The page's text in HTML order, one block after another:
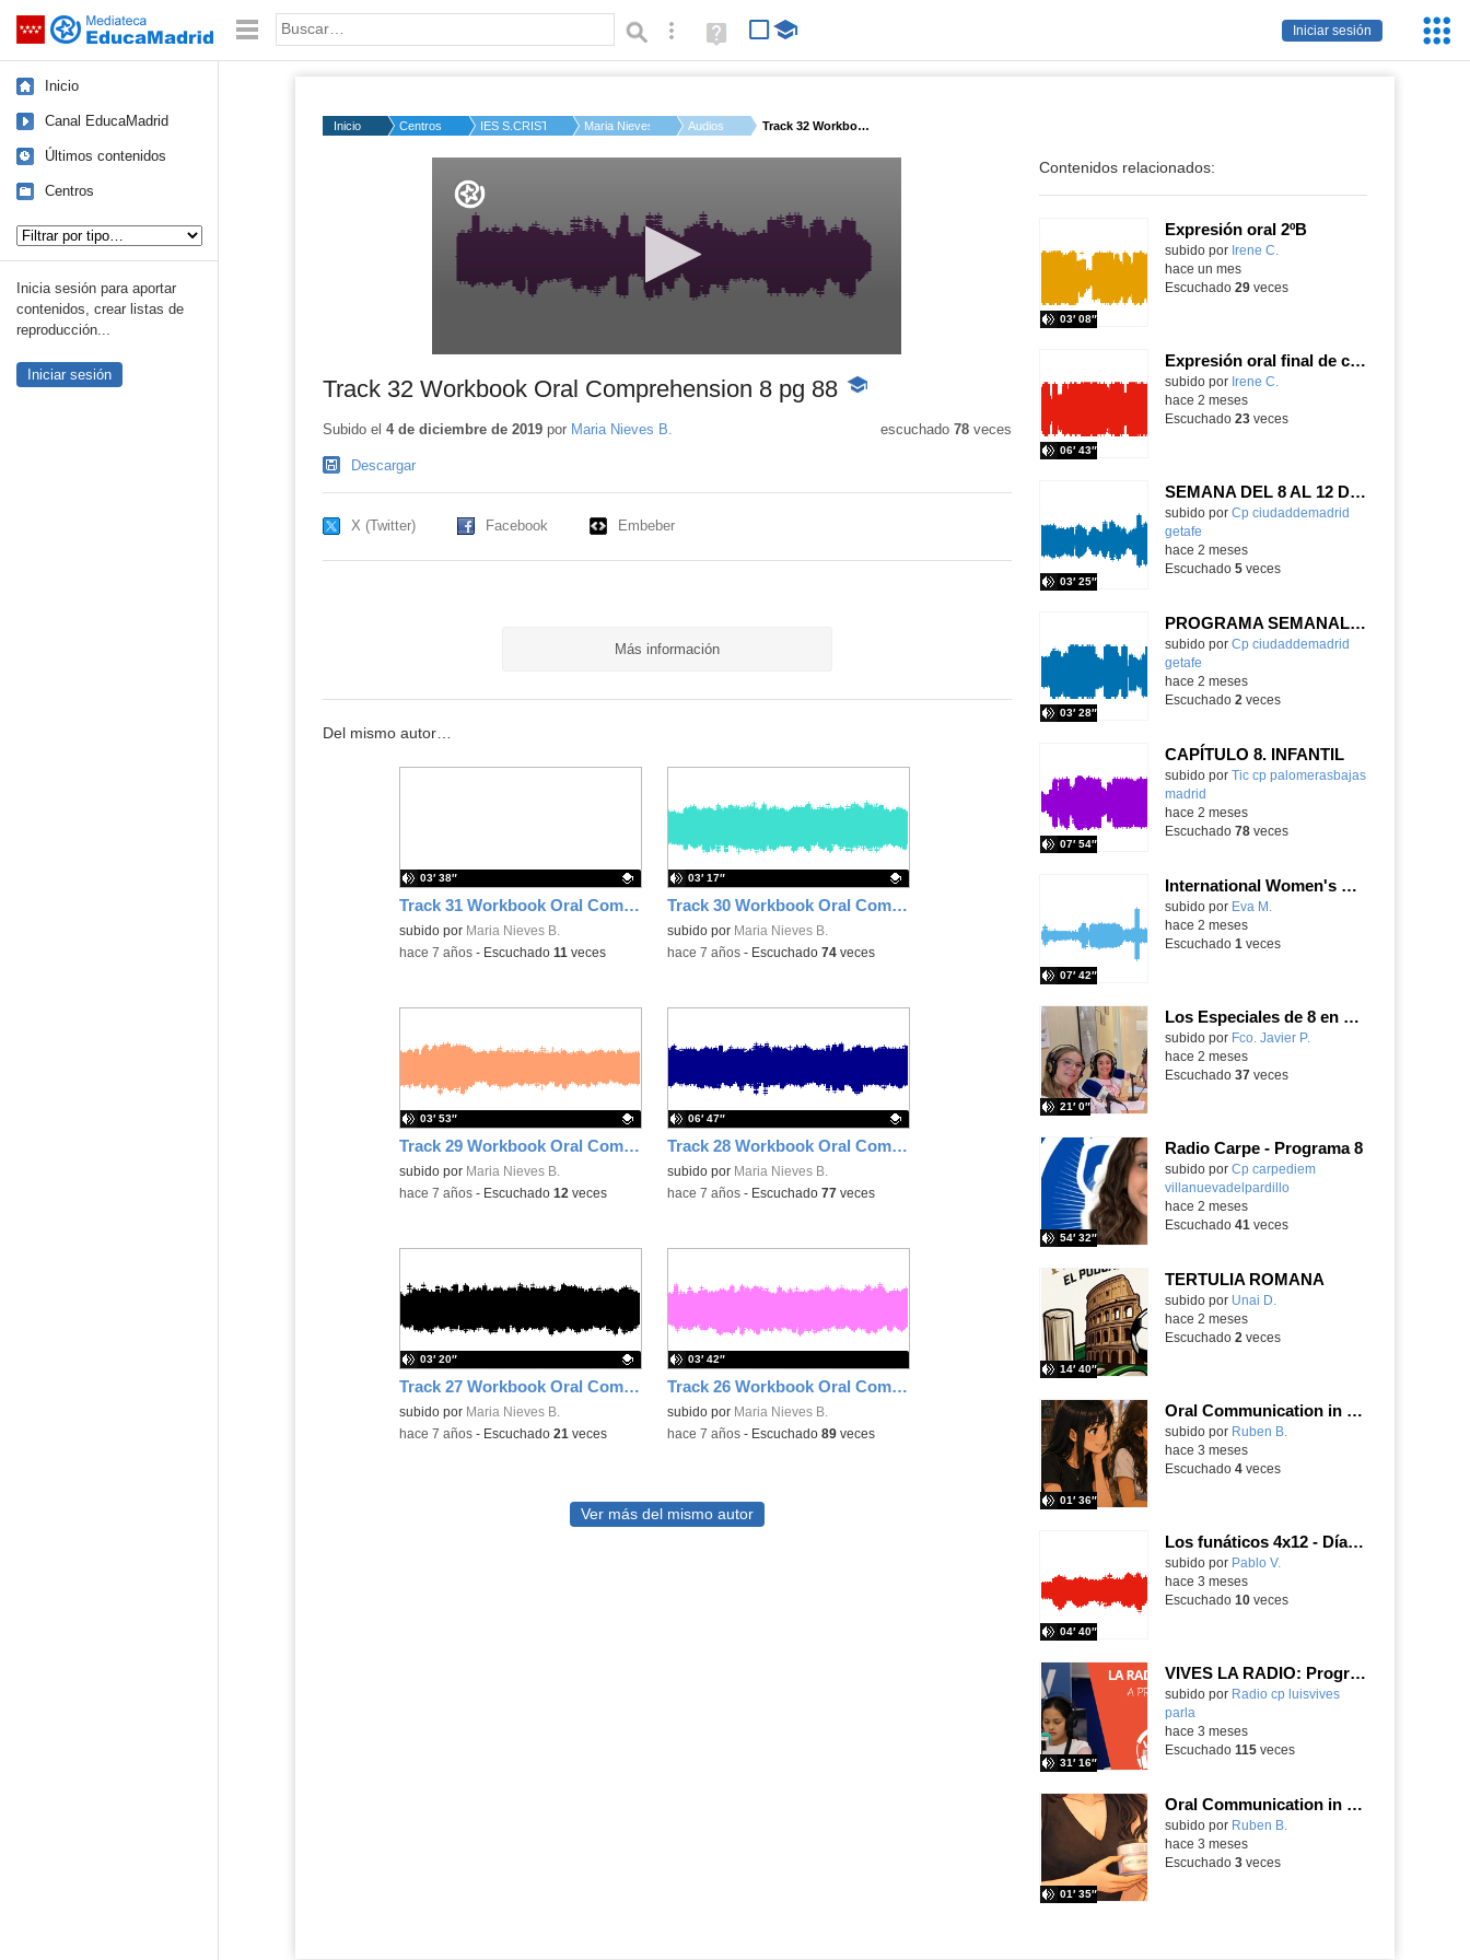
Saltar navegación
Iniciar sesión
Palabra o frase: Búsqueda avanzada
Ayuda
(en
Inicio
Canal EducaMadrid
Últimos contenidos
Centros
Inicia sesión para aportar
contenidos, crear listas de
reproducción...
Iniciar sesión
Inicio Centros IES S.CRISTOBAL DE L...Maria Nieves B. Audios Track 32 Workbook Or...
50%
Track 32 Workbook Oral Comprehension 8 pg 88 -
educativo
Subido el 4 de diciembre de 2019por Maria Nieves B. escuchado 78veces
Descargar
X (Twitter) Facebook Embeber
Más información
Del mismo autor…
Track 31 Workbook Oral Comprehension 7 pg 87
Contenido educativo.
subido por Maria Nieves B.
03′ 38″
-hace 7 años- Escuchado 11 veces
Track 30 Workbook Oral Comprehension 6 pg 86
Contenido educativo.
subido por Maria Nieves B.
03′ 17″
-hace 7 años- Escuchado 74veces
Track 29 Workbook Oral Comprehension 5 pg 85
Contenido educativo.
subido por Maria Nieves B.
03′ 53″
-hace 7 años- Escuchado 12 veces
Track 28 Workbook Oral Comprehension 4 pg 84
Contenido educativo.
subido por Maria Nieves B.
06′ 47″
-hace 7 años- Escuchado 77veces
Track 27 Workbook Oral Comprehension 3 pg 83
Contenido educativo.
subido por Maria Nieves B.
03′ 20″
-hace 7 años- Escuchado 21 veces
Track 26 Workbook Oral Comprehension 2 pg 82
subido por Maria Nieves B.
03′ 42″
-hace 7 años- Escuchado 89veces
Ver más del mismo autor
Contenidos relacionados:
Expresión oral 2ºB
Contenido educativo.
subido por Irene C.
03′ 08″
hace un mes
Escuchado 29veces
Expresión oral final de curso 2ºA
Contenido educativo.
subido por Irene C.
06′ 43″
hace 2 meses
Escuchado 23veces
SEMANA DEL 8 AL 12 DE JUNIO
Contenido educativo.
subido por Cp ciudaddemadrid
getafe
03′ 25″
hace 2 meses
Escuchado 5veces
PROGRAMA SEMANAL DE 4 AL 8 DE MAYO
Contenido educativo.
subido por Cp ciudaddemadrid
getafe
03′ 28″
hace 2 meses
Escuchado 2 veces
CAPÍTULO 8. INFANTIL
Contenido educativo.
subido por Tic cp palomerasbajas
madrid
07′ 54″
hace 2 meses
Escuchado 78veces
International Women's Day
Contenido educativo.
subido por Eva M.
07′ 42″
hace 2 meses
Escuchado 1 veces
Los Especiales de 8 en Radio.
Contenido educativo.
subido por Fco. Javier P.
21′ 0″
hace 2 meses
Escuchado 37veces
Radio Carpe - Programa 8
Contenido educativo.
subido por Cp carpediem
villanuevadelpardillo
54′ 32″
-
hace 2 meses
Escuchado 41 veces
TERTULIA ROMANA
Contenido educativo.
subido por Unai D.
14′ 40″
hace 2 meses
Escuchado 2 veces
Oral Communication in English: Dialogue Strategies - Beachtime
Contenido educativo.
subido por Ruben B.
01′ 36″
hace 3 meses
Escuchado 4veces
Los funáticos 4x12 - Día de Europa
Contenido educativo.
subido por Pablo V.
04′ 40″
hace 3 meses
Escuchado 10veces
VIVES LA RADIO: Programa 26_La radio suena a primavera
Contenido educativo.
subido por Radio cp luisvives
parla
31′ 16″
hace 3 meses
Escuchado 115veces
Oral Communication in English: Dialogue Strategies - Buying a present
Contenido educativo.
subido por Ruben B.
01′ 35″
hace 3 meses
Escuchado 3veces